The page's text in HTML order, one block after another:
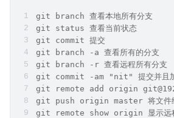
git branch 查看本地所有分支
git status 查看当前状态
git commit 提交
git branch -a 查看所有的分支
git branch -r 查看远程所有分支
git commit -am "nit" 提交并且
git remote add origin
git push origin master 将文件给
git remote show origin 显示远